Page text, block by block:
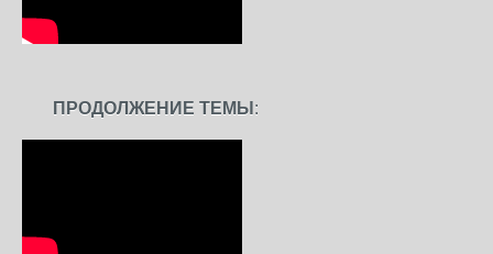
ПРОДОЛЖЕНИЕ ТЕМЫ :